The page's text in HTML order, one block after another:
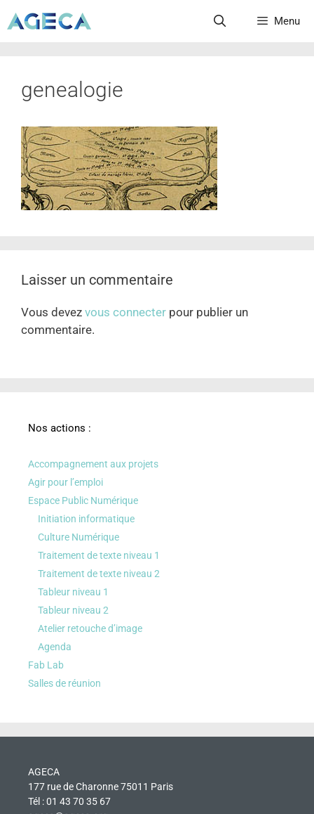
Menu
genealogie
Laisser un commentaire
Vous devez vous connecter pour publier un
commentaire.
Nos actions :
Accompagnement aux projets
Agir pour l’emploi
Espace Public Numérique
Initiation informatique
Culture Numérique
Traitement de texte niveau 1
Traitement de texte niveau 2
Tableur niveau 1
Tableur niveau 2
Atelier retouche d’image
Agenda
Fab Lab
Salles de réunion
AGECA
177 rue de Charonne 75011 Paris
Tél : 01 43 70 35 67